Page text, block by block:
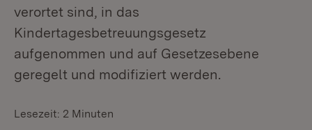
verortet sind, in das
Kindertagesbetreuungsgesetz
aufgenommen und auf Gesetzesebene
geregelt und modifiziert werden.
Lesezeit: 2 Minuten